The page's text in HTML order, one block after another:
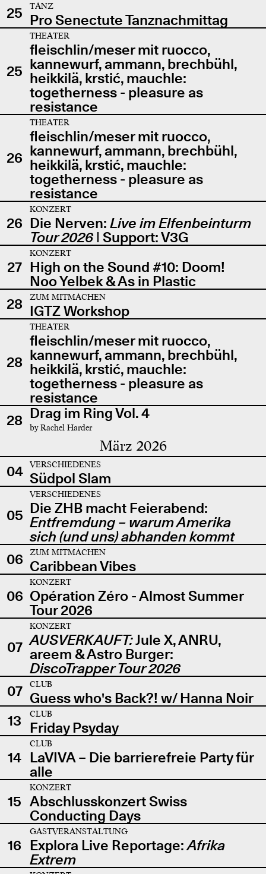
25
TANZ
Pro Senectute Tanznachmittag
25
THEATER
fleischlin/meser mit ruocco,
kannewurf, ammann, brechbühl,
heikkilä, krstić, mauchle:
togetherness - pleasure as
resistance
26
THEATER
fleischlin/meser mit ruocco,
kannewurf, ammann, brechbühl,
heikkilä, krstić, mauchle:
togetherness - pleasure as
resistance
26
KONZERT
Die Nerven: Live im Elfenbeinturm
Tour 2026| Support: V3G
27
KONZERT
High on the Sound #10: Doom!
Noo Yelbek & As in Plastic
28
ZUM MITMACHEN
IGTZ Workshop
28
THEATER
fleischlin/meser mit ruocco,
kannewurf, ammann, brechbühl,
heikkilä, krstić, mauchle:
togetherness - pleasure as
resistance
28 Drag im Ring Vol. 4
by Rachel Harder
März 2026
04 VERSCHIEDENES
Südpol Slam
05
VERSCHIEDENES
Die ZHB macht Feierabend:
Entfremdung – warum Amerika
sich (und uns) abhanden kommt
06
ZUM MITMACHEN
Caribbean Vibes
06
KONZERT
Opération Zéro - Almost Summer
Tour 2026
07
KONZERT
AUSVERKAUFT:Jule X, ANRU,
areem & Astro Burger:
DiscoTrapper Tour 2026
07
CLUB
Guess who's Back?! w/ Hanna Noir
13
CLUB
Friday Psyday
14
CLUB
LaVIVA – Die barrierefreie Party für
alle
15
KONZERT
Abschlusskonzert Swiss
Conducting Days
16
GASTVERANSTALTUNG
Explora Live Reportage:Afrika
Extrem